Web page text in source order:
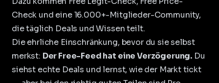
Check und eine 16.000+-Mitglieder-Community,
die täglich Deals und Wissen teilt.
Die ehrliche Einschränkung, bevor du sie selbst
merkst: Der Free-Feed hat eine Verzögerung. Du
siehst echte Deals und lernst, wie der Markt tickt